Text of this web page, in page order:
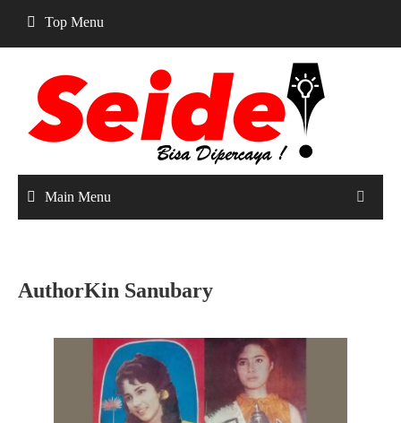
content
Top Menu
Main Menu
AuthorKin Sanubary